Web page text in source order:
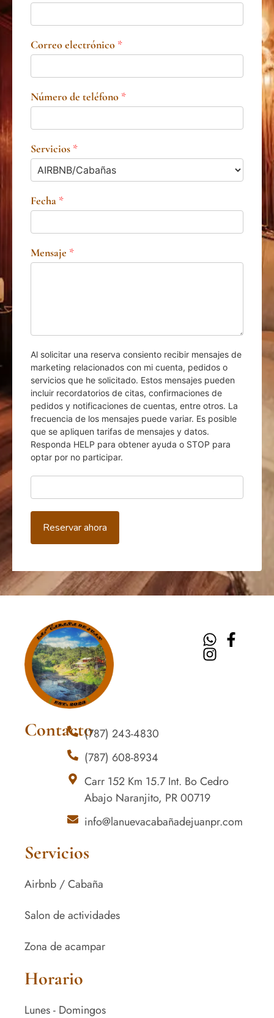
Correo electrónico *
Número de teléfono *
Servicios *
Fecha *
Mensaje *
Al solicitar una reserva consiento recibir mensajes de
marketing relacionados con mi cuenta, pedidos o
servicios que he solicitado. Estos mensajes pueden
incluir recordatorios de citas, confirmaciones de
pedidos y notificaciones de cuentas, entre otros. La
frecuencia de los mensajes puede variar. Es posible
que se apliquen tarifas de mensajes y datos.
Responda HELP para obtener ayuda o STOP para
optar por no participar.
Reservar ahora
Contacto(787) 243-4830
(787) 608-8934
Carr 152 Km 15.7 Int. Bo Cedro
Abajo Naranjito, PR 00719
info@lanuevacabañadejuanpr.com
Servicios
Airbnb / Cabaña
Salon de actividades
Zona de acampar
Horario
Lunes - Domingos